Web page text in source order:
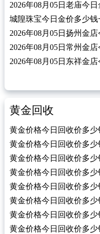
2026年08月05日老庙今
城隍珠宝今日金价多少钱
2026年08月05日扬州金
2026年08月05日常州金
2026年08月05日东祥金
黄金回收
黄金价格今日回收价多少
黄金价格今日回收价多少
黄金价格今日回收价多少
黄金价格今日回收价多少
黄金价格今日回收价多少
黄金价格今日回收价多少
黄金价格今日回收价多少
黄金价格今日回收价多少